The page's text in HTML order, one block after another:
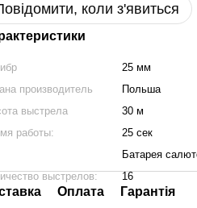
коли з'явиться
25 мм
производитель
Польша
выстрела
30 м
работы:
25 сек
Батарея
выстрелов:
16
Оплата
Гарантія